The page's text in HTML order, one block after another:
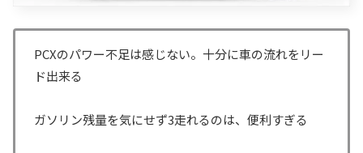
PCXのパワー不足は感じない。十分に車の流れをリー
ド出来る
ガソリン残量を気にせず3走れるのは、便利すぎる